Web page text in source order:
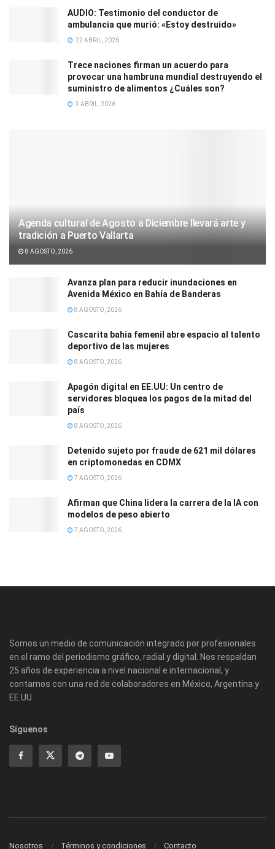
AUDIO: Testimonio del conductor de
ambulancia que murió: «Estoy destruido»
22 ABRIL, 2026
Trece naciones firman un acuerdo para
provocar una hambruna mundial destruyendo el
suministro de alimentos ¿Cuáles son?
3 ABRIL, 2026
Agenda cultural de Agosto a Diciembre llevará arte y
tradición a Puerto Vallarta
8 AGOSTO, 2026
Avanza plan para reducir inundaciones en
Avenida México en Bahía de Banderas
8 AGOSTO, 2026
Cascarita bahía femenil abre espacio al talento
deportivo de las mujeres
8 AGOSTO, 2026
Apagón digital en EE.UU: Un centro de
servidores bloquea los pagos de la mitad del
país
8 AGOSTO, 2026
Detenido sujeto por fraude de 621 mil dólares
en criptomonedas en CDMX
7 AGOSTO, 2026
Afirman que China lidera la carrera de la IA con
modelos de peso abierto
7 AGOSTO, 2026
Somos un medio de comunicación integrado por profesionales
en el ramo del periodismo gráfico, radial y digital. Nos respaldan
25 años de experiencia a nivel nacional e internacional, y
contamos con una red de colaboradores en México, Argentina y
EE.UU.
Síguenos
Nosotros Términos y condiciones Contacto